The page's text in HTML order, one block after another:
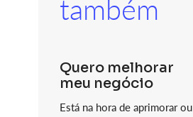
também
Quero melhorar
meu negócio
Está na hora de aprimorar ou